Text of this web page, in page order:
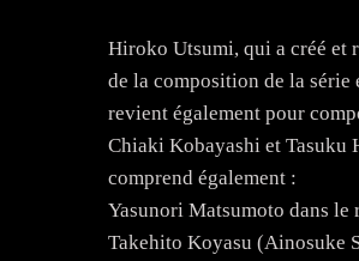
Hiroko Utsumi, qui a créé et
de la composition de la série
revient également pour
Chiaki Kobayashi et Tasuku
comprend également :
Yasunori Matsumoto dans
Takehito Koyasu (Ainosuke